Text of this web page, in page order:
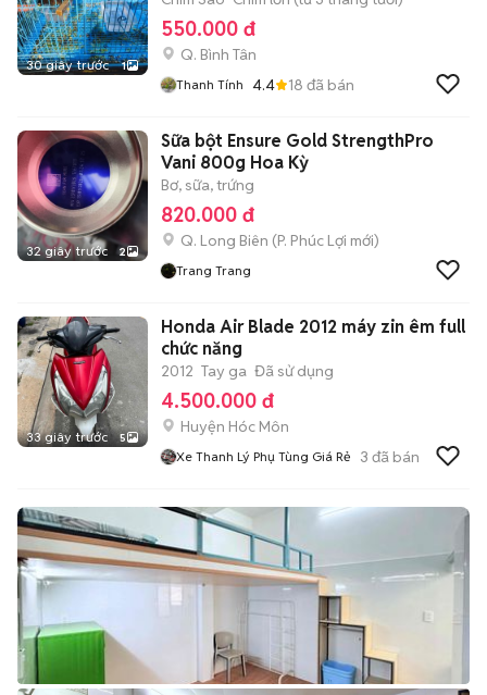
30 giây trước 1
550.000 đ
Q. Bình Tân
Thanh Tính 4.4 18 đã bán
32 giây trước 2
Sữa bột Ensure Gold StrengthPro
Vani 800g Hoa Kỳ
Bơ, sữa, trứng
820.000 đ
Q. Long Biên (P. Phúc Lợi mới)
Trang Trang
33 giây trước 5
Honda Air Blade 2012 máy zin êm full
chức năng
2012 Tay ga Đã sử dụng
4.500.000 đ
Huyện Hóc Môn
Xe Thanh Lý Phụ Tùng Giá Rẻ 3 đã bán